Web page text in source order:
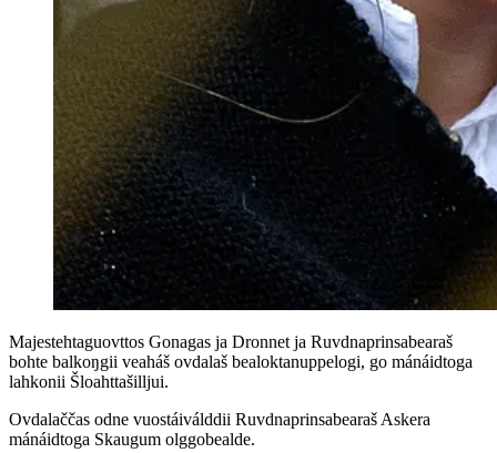
Majestehtaguovttos Gonagas ja Dronnet ja Ruvdnaprinsabearaš
bohte balkoŋgii veaháš ovdalaš bealoktanuppelogi, go mánáidtoga
lahkonii Šloahttašilljui.
Ovdalaččas odne vuostáiválddii Ruvdnaprinsabearaš Askera
mánáidtoga Skaugum olggobealde.